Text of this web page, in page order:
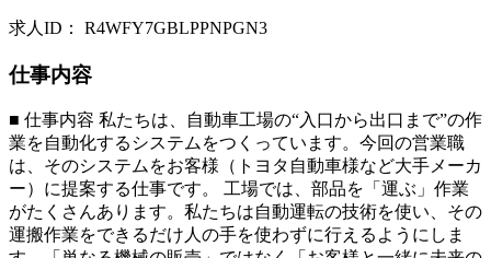
求人ID ： R4WFY7GBLPPNPGN3
仕事内容
■ 仕事内容 私たちは、自動車工場の“入口から出口まで”の作
業を自動化するシステムをつくっています。今回の営業職
は、そのシステムをお客様（トヨタ自動車様など大手メーカ
ー）に提案する仕事です。 工場では、部品を「運ぶ」作業
がたくさんあります。私たちは自動運転の技術を使い、その
運搬作業をできるだけ人の手を使わずに行えるようにしま